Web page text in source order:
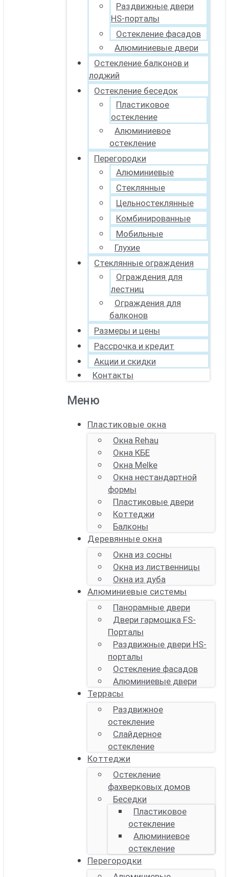
Раздвижные двери
HS-порталы
Остекление фасадов
Алюминиевые двери
Остекление балконов и
лоджий
Остекление беседок
Пластиковое
остекление
Алюминиевое
остекление
Перегородки
Алюминиевые
Стеклянные
Цельностеклянные
Комбинированные
Мобильные
Глухие
Стеклянные ограждения
Ограждения для
лестниц
Ограждения для
балконов
Размеры и цены
Рассрочка и кредит
Акции и скидки
Контакты
Меню
Пластиковые окна
Окна Rehau
Окна КБЕ
Окна Melke
Окна нестандартной
формы
Пластиковые двери
Коттеджи
Балконы
Деревянные окна
Окна из сосны
Окна из лиственницы
Окна из дуба
Алюминиевые системы
Панорамные двери
Двери гармошка FS-
Порталы
Раздвижные двери HS-
порталы
Остекление фасадов
Алюминиевые двери
Террасы
Раздвижное
остекление
Слайдерное
остекление
Коттеджи
Остекление
фахверковых домов
Беседки
Пластиковое
остекление
Алюминиевое
остекление
Перегородки